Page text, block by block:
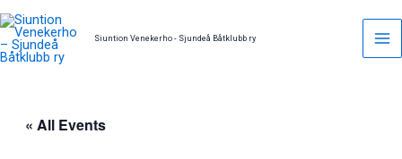
Skip
to
content
Siuntion Venekerho - Sjundeå Båtklubb ry
« All Events